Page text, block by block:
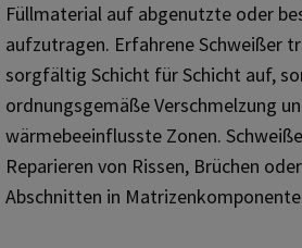
Füllmaterial auf abgenutzte oder
aufzutragen. Erfahrene Schweißer
sorgfältig Schicht für Schicht auf,
ordnungsgemäße Verschmelzung
wärmebeeinflusste Zonen.
Reparieren von Rissen, Brüchen
Abschnitten in